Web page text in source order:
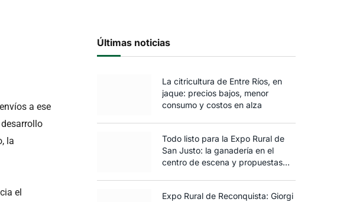
a ese
la
el
Últimas noticias
La citricultura de Entre Ríos, en
jaque: precios bajos, menor
consumo y costos en alza
Todo listo para la Expo Rural de
San Justo: la ganadería en el
centro de escena y propuestas
Expo Rural de Reconquista: Giorgi